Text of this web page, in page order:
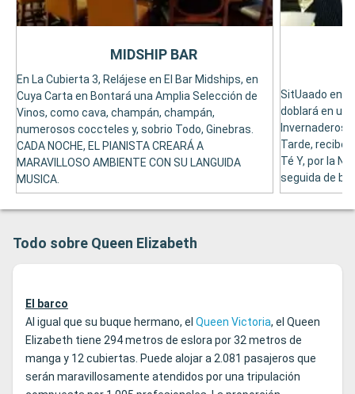
En La Cubierta 3, Relájese en El Bar Midships, en
Cuya Carta en Bontará una Amplia Selección de
Vinos, como cava, champán, champán,
numerosos coccteles y, sobrio Todo, Ginebras.
CADA NOCHE, EL PIANISTA CREARÁ A
MARAVILLOSO AMBIENTE CON SU LANGUIDA
MUSICA.
MIDSHIP BAR
SitUaado en
doblará en un
Invernaderos
Tarde, recibe
Té Y, por la
seguida de
Todo sobre Queen Elizabeth
El barco
Al igual que su buque hermano, el Queen Victoria, el Queen
Elizabeth tiene 294 metros de eslora por 32 metros de
manga y 12 cubiertas. Puede alojar a 2.081 pasajeros que
serán maravillosamente atendidos por una tripulación